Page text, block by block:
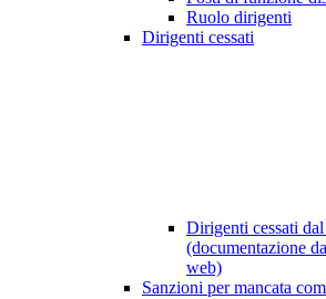
Ruolo dirigenti
Dirigenti cessati
Dirigenti cessati
(documentazione
web)
Sanzioni per mancata